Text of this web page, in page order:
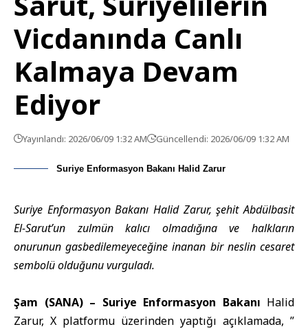
Vicdanında Canlı
Kalmaya Devam
Ediyor
Yayınlandı: 2026/06/09 1:32 AM Güncellendi: 2026/06/09 1:32 AM
Suriye Enformasyon Bakanı Halid Zarur
Suriye Enformasyon Bakanı Halid Zarur, şehit Abdülbasit
El-Sarut’un zulmün kalıcı olmadığına ve halkların
onurunun gasbedilemeyeceğine inanan bir neslin cesaret
sembolü olduğunu vurguladı.
Şam (SANA) – Suriye Enformasyon Bakanı Halid
Zarur, X platformu üzerinden yaptığı açıklamada, ”